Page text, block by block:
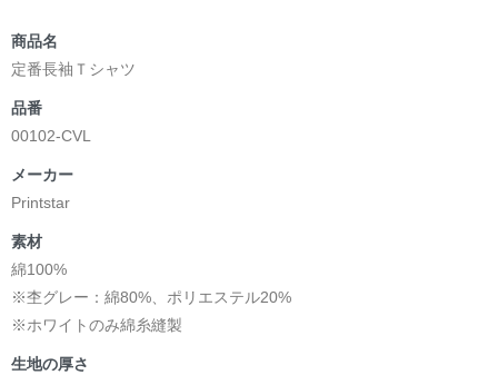
商品名
定番長袖Ｔシャツ
品番
00102-CVL
メーカー
Printstar
素材
綿100%
※杢グレー：綿80%、ポリエステル20%
※ホワイトのみ綿糸縫製
生地の厚さ